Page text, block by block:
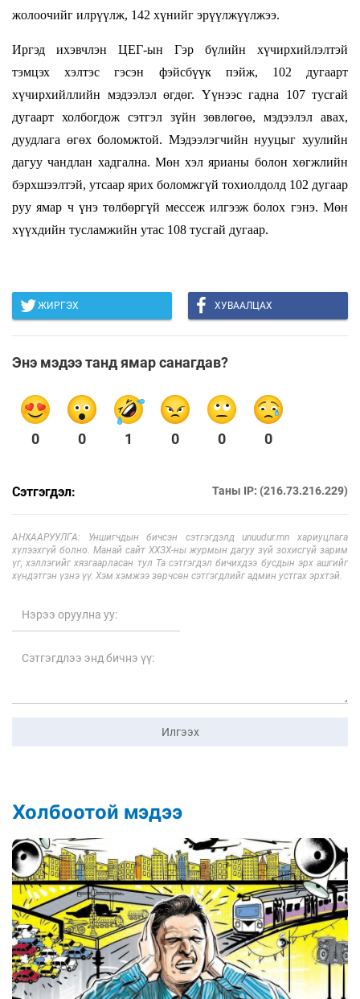
жолоочийг илрүүлж, 142 хүнийг эрүүлжүүлжээ.
Иргэд ихэвчлэн ЦЕГ-ын Гэр бүлийн хүчирхийлэлтэй
тэмцэх хэлтэс гэсэн фэйсбүүк пэйж, 102 дугаарт
хүчирхийллийн мэдээлэл өгдөг. Үүнээс гадна 107 тусгай
дугаарт холбогдож сэтгэл зүйн зөвлөгөө, мэдээлэл авах,
дуудлага өгөх боломжтой. Мэдээлэгчийн нууцыг хуулийн
дагуу чандлан хадгална. Мөн хэл ярианы болон хөгжлийн
бэрхшээлтэй, утсаар ярих боломжгүй тохиолдолд 102 дугаар
руу ямар ч үнэ төлбөргүй мессеж илгээж болох гэнэ. Мөн
хүүхдийн тусламжийн утас 108 тусгай дугаар.
ЖИРГЭХ ХУВААЛЦАХ
Энэ мэдээ танд ямар санагдав?
0 0 1 0 0 0
Сэтгэгдэл: Таны IP: (216.73.216.229)
АНХААРУУЛГА: Уншигчдын бичсэн сэтгэгдэлд unuudur.mn хариуцлага
хүлээхгүй болно. Манай сайт ХХЗХ-ны журмын дагуу зүй зохисгүй зарим
үг, хэллэгийг хязгаарласан тул Та сэтгэгдэл бичихдээ бусдын эрх ашгийг
хүндэтгэн үзнэ үү. Хэм хэмжээ зөрчсөн сэтгэгдлийг админ устгах эрхтэй.
Илгээх
Холбоотой мэдээ